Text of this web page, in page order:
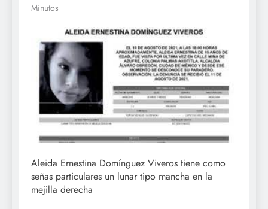
Minutos
Aleida Ernestina Domínguez Viveros tiene como
señas particulares un lunar tipo mancha en la
mejilla derecha